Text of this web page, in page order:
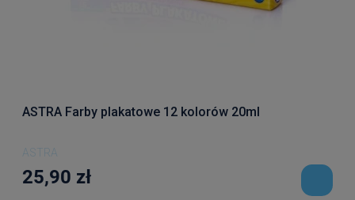
ASTRA Farby plakatowe 12 kolorów 20ml
ASTRA
25,90 zł